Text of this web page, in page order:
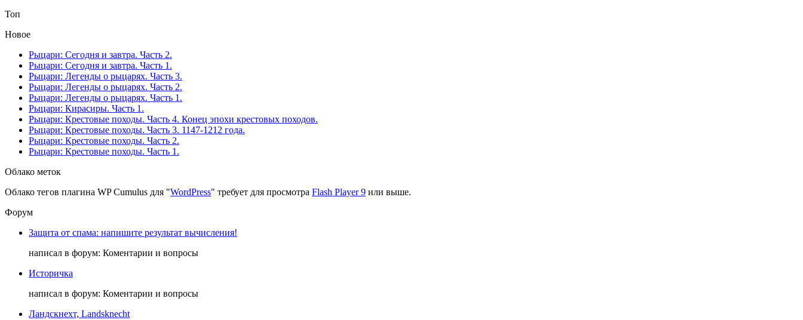
Топ
Новое
Рыцари: Сегодня и завтра. Часть 2.
Рыцари: Сегодня и завтра. Часть 1.
Рыцари: Легенды о рыцарях. Часть 3.
Рыцари: Легенды о рыцарях. Часть 2.
Рыцари: Легенды о рыцарях. Часть 1.
Рыцари: Кирасиры. Часть 1.
Рыцари: Крестовые походы. Часть 4. Конец эпохи крестовых походов.
Рыцари: Крестовые походы. Часть 3. 1147-1212 года.
Рыцари: Крестовые походы. Часть 2.
Рыцари: Крестовые походы. Часть 1.
Облако меток
Облако тегов плагина WP Cumulus для "WordPress" требует для просмотра Flash Player 9 или выше.
Форум
Защита от спама: напишите результат вычисления!
написал в форум: Коментарии и вопросы
Историчка
написал в форум: Коментарии и вопросы
Ландскнехт, Landsknecht